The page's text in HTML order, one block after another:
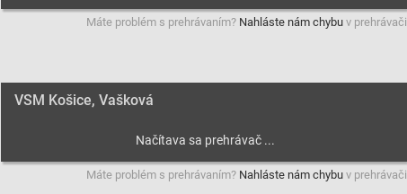
Máte problém s prehrávaním? Nahláste nám chybu v
VSM Košice, Vašková
Máte problém s prehrávaním? Nahláste nám chybu v